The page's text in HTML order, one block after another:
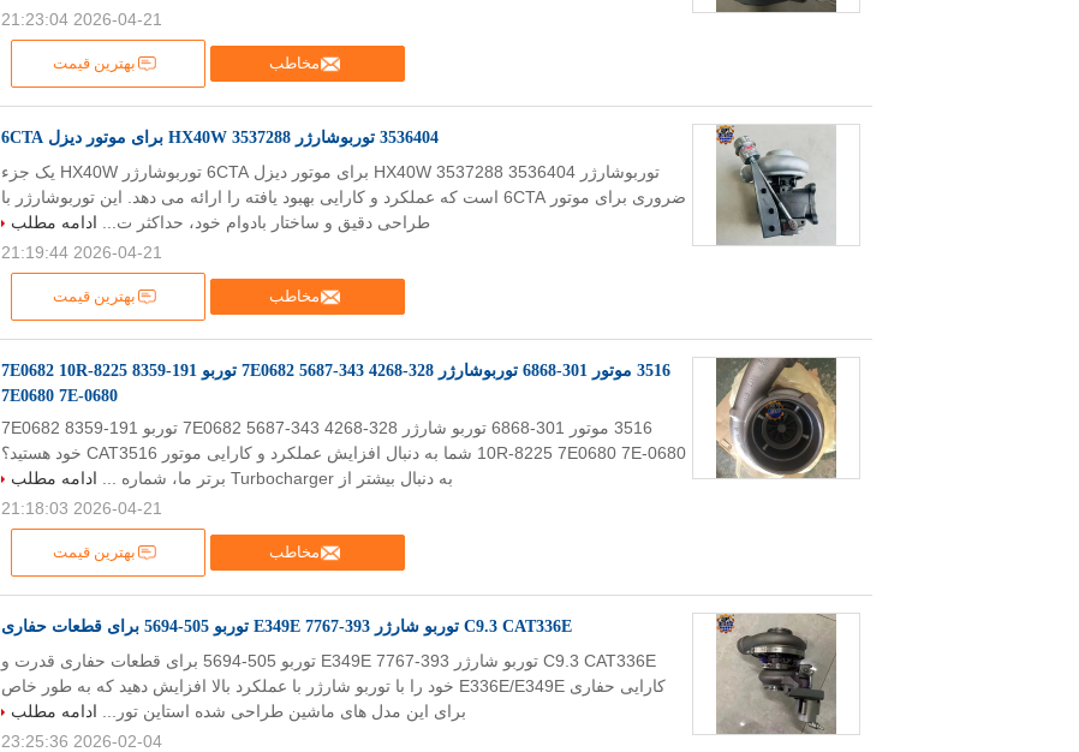
مخاطب بهترین قیمت
2026-04-21 21:23:04
3536404 توربوشارژر HX40W 3537288 برای موتور دیزل 6CTA
مخاطب بهترین قیمت
توربوشارژر 3536404 HX40W 3537288 برای موتور دیزل 6CTA توربوشارژر HX40W یک جزء
ضروری برای موتور 6CTA است که عملکرد و کارایی بهبود یافته را ارائه می دهد. این توربوشارژر با
طراحی دقیق و ساختار بادوام خود، حداکثر ت... ادامه مطلب
2026-04-21 21:19:44
3516 موتور 301-6868 توربوشارژر 328-4268 343-5687 7E0682 توربو 191-8359 7E0682 10R-8225
7E0680 7E-0680
مخاطب بهترین قیمت
3516 موتور 301-6868 توربو شارژر 328-4268 343-5687 7E0682 توربو 191-8359 7E0682
10R-8225 7E0680 7E-0680 شما به دنبال افزایش عملکرد و کارایی موتور CAT3516 خود هستید؟
به دنبال بیشتر از Turbocharger برتر ما، شماره ...
ادامه مطلب
2026-04-21 21:18:03
C9.3 CAT336E توربو شارژر 393-7767 E349E توربو 505-5694 برای قطعات حفاری
C9.3 CAT336E توربو شارژر 393-7767 E349E توربو 505-5694 برای قطعات حفاری قدرت و
کارایی حفاری E336E/E349E خود را با توربو شارژر با عملکرد بالا افزایش دهید که به طور خاص
برای این مدل های ماشین طراحی شده استاين تور... ادامه مطلب
2026-02-04 23:25:36